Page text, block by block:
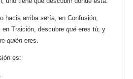
hacia arriba sería, en Confusión,
en Traición, descubre qué eres tú; y
quién eres.
es: